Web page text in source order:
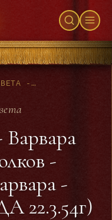
ТЕАТР МОССОВЕТА - А.СОФРОНОВ - ВАРВАРА ВОЛКОВА. (ВОЛКОВ - СИДОРКИН. ВАРВАРА - В.МАРЕЦКАЯ (ЦДА 22.3.54Г)
-
-
22.3.54г)